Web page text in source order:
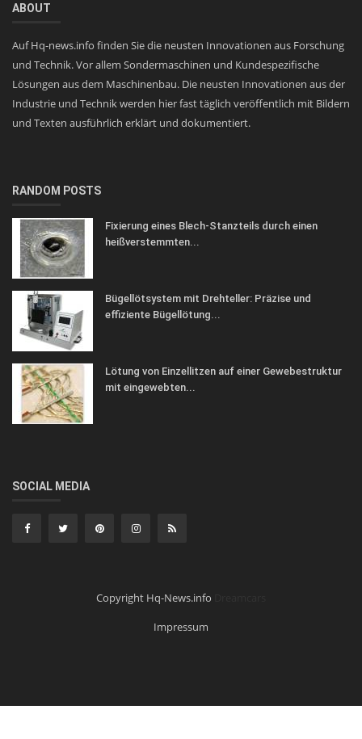
ABOUT
Auf Hq-news.info finden Sie die neusten Innovationen aus Forschung
und Technik. Vor allem Sondermaschinen und Kundespezifische
Lösungen aus dem Maschinenbau. Die neusten Innovationen aus der
Industrie und Technik werden hier fast täglich veröffentlich mit Bildern
und Texten ausführlich erklärt und dokumentiert.
RANDOM POSTS
Fixierung eines Blech-Stanzteils durch einen
heißverstemmten...
Bügellötsystem mit Drehteller: Präzise und
effiziente Bügellötung...
Lötung von Einzellitzen auf einer Gewebestruktur
mit eingewebten...
SOCIAL MEDIA
Copyright Hq-News.info
Impressum